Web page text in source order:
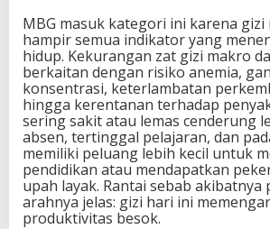
MBG masuk kategori ini karena
hampir semua indikator yang
hidup. Kekurangan zat gizi makro
berkaitan dengan risiko anemia,
konsentrasi, keterlambatan
hingga kerentanan terhadap
sering sakit atau lemas cenderung
absen, tertinggal pelajaran, dan
memiliki peluang lebih kecil untuk
pendidikan atau mendapatkan
upah layak. Rantai sebab akibatnya
arahnya jelas: gizi hari ini
produktivitas besok.